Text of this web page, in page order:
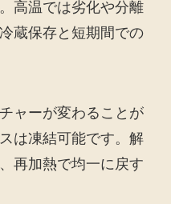
高温では劣化や分離
蔵保存と短期間での
ャーが変わることが
は凍結可能です。解
再加熱で均一に戻す